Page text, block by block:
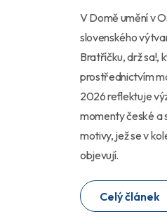
V Domě umění v
slovenského
Bratříčku, drž sa!,
prostřednictvím
2026 reflektuje
momenty české a
motivy, jež se v
objevují.
Celý článek